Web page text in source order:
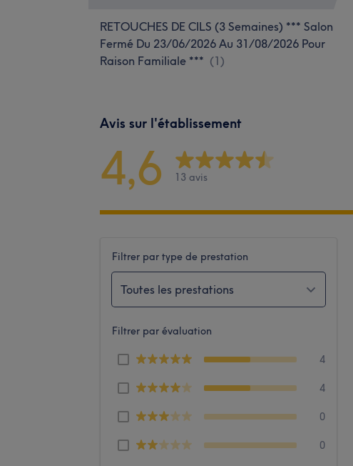
RETOUCHES DE CILS (3 Semaines) *** Salon
Fermé Du 23/06/2026 Au 31/08/2026 Pour
Raison Familiale *** (1)
Avis sur l'établissement
4,6 13 avis
Filtrer par type de prestation
Toutes les prestations
Filtrer par évaluation
4
4
0
0